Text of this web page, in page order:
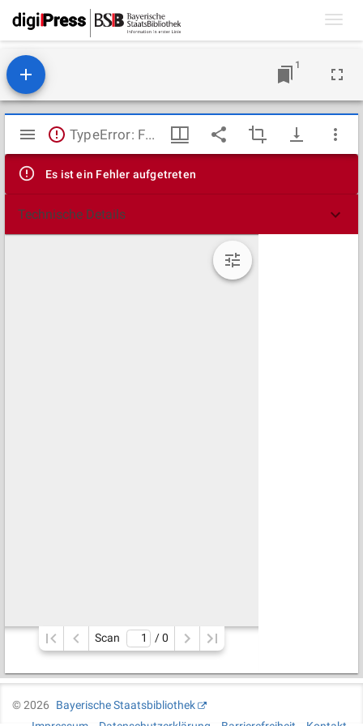
1
Mirador
Viewer
TypeError: Failed to fetch
Es ist ein Fehler aufgetreten
Technische Details
Scan / 0
©2026
Bayerische Staatsbibliothek